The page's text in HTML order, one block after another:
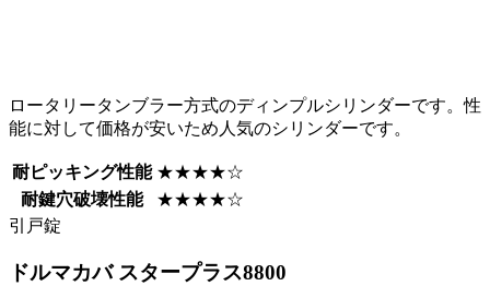
ロータリータンブラー方式のディンプルシリンダーです。性
能に対して価格が安いため人気のシリンダーです。
耐ピッキング性能 ★★★★☆
耐鍵穴破壊性能
★★★★☆
引戸錠
ドルマカバ スタープラス8800